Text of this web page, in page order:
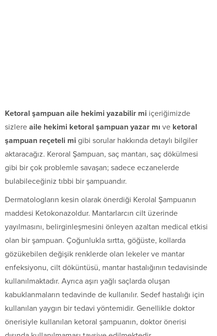
Ketoral şampuan aile hekimi yazabilir mi içeriğimizde
sizlere aile hekimi ketoral şampuan yazar mı ve ketoral
şampuan reçeteli mi gibi sorular hakkında detaylı bilgiler
aktaracağız. Keroral Şampuan, saç mantarı, saç dökülmesi
gibi bir çok problemle savaşan; sadece eczanelerde
bulabileceğiniz tıbbi bir şampuandır.
Dermatologların kesin olarak önerdiği Kerolal Şampuanın
maddesi Ketokonazoldur. Mantarlarcın cilt üzerinde
yayılmasını, belirginleşmesini önleyen azaltan medical etkisi
olan bir şampuan. Çoğunlukla sırtta, göğüste, kollarda
gözükebilen değişik renklerde olan lekeler ve mantar
enfeksiyonu, cilt döküntüsü, mantar hastalığının tedavisinde
kullanılmaktadır. Ayrıca aşırı yağlı saçlarda oluşan
kabuklanmaların tedavinde de kullanılır. Sedef hastalığı için
kullanılan yaygın bir tedavi yöntemidir. Genellikle doktor
önerisiyle kullanılan ketoral şampuanın, doktor önerisi